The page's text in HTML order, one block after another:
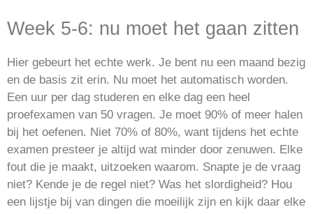
Week 5-6: nu moet het gaan zitten
Hier gebeurt het echte werk. Je bent nu een maand bezig
en de basis zit erin. Nu moet het automatisch worden.
Een uur per dag studeren en elke dag een heel
proefexamen van 50 vragen. Je moet 90% of meer halen
bij het oefenen. Niet 70% of 80%, want tijdens het echte
examen presteer je altijd wat minder door zenuwen. Elke
fout die je maakt, uitzoeken waarom. Snapte je de vraag
niet? Kende je de regel niet? Was het slordigheid? Hou
een lijstje bij van dingen die moeilijk zijn en kijk daar elke